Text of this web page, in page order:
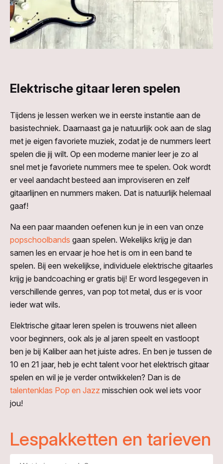
Elektrische gitaar leren spelen
Tijdens je lessen werken we in eerste instantie aan de
basistechniek. Daarnaast ga je natuurlijk ook aan de slag
met je eigen favoriete muziek, zodat je de nummers leert
spelen die jij wilt. Op een moderne manier leer je zo al
snel met je favoriete nummers mee te spelen. Ook wordt
er veel aandacht besteed aan improviseren en zelf
gitaarlijnen en nummers maken. Dat is natuurlijk helemaal
gaaf!
Na een paar maanden oefenen kun je in een van onze
popschoolbands gaan spelen. Wekelijks krijg je dan
samen les en ervaar je hoe het is om in een band te
spelen. Bij een wekelijkse, individuele elektrische gitaarles
krijg je bandcoaching er gratis bij! Er word lesgegeven in
verschillende genres, van pop tot metal, dus er is voor
ieder wat wils.
Elektrische gitaar leren spelen is trouwens niet alleen
voor beginners, ook als je al jaren speelt en vastloopt
ben je bij Kaliber aan het juiste adres. En ben je tussen de
10 en 21 jaar, heb je echt talent voor het elektrisch gitaar
spelen en wil je je verder ontwikkelen? Dan is de
talentenklas Pop en Jazz misschien ook wel iets voor
jou!
Lespakketten en tarieven